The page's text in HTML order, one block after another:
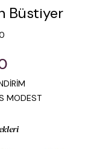
Büstiyer
MODEST